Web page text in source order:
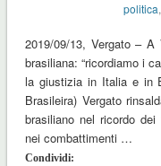
politica
2019/09/13, Vergato – A
brasiliana: “ricordiamo i
la giustizia in Italia e in
Brasileira) Vergato
brasiliano nel ricordo
nei combattimenti …
Condividi: